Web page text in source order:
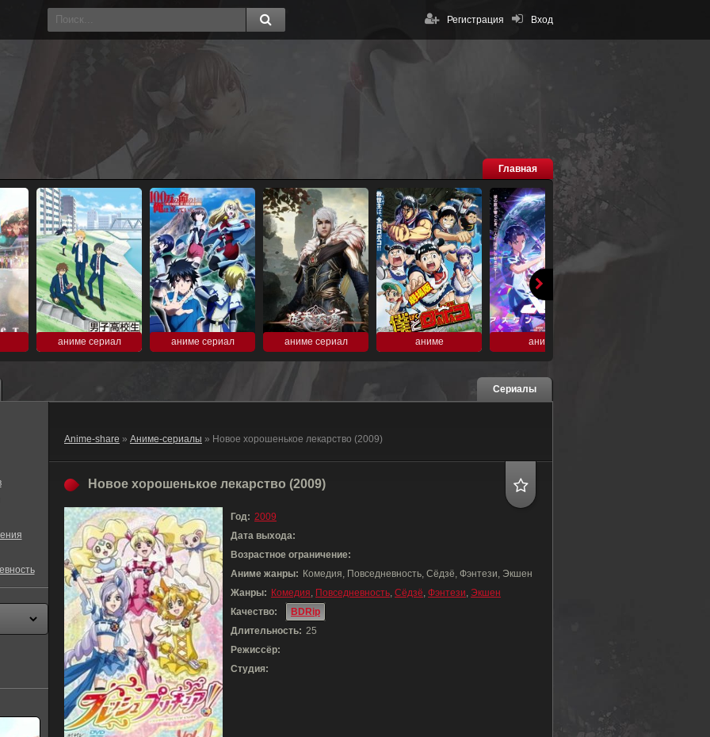
Вход
Регистрация
Главная
аниме сериал аниме сериал аниме сериал аниме аниме
Сериалы
Anime-share » Аниме-сериалы » Новое хорошенькое лекарство (2009)
Новое хорошенькое лекарство (2009)
Год: 2009
Дата выхода:
Возрастное ограничение:
Аниме жанры: Комедия, Повседневность, Сёдзё, Фэнтези, Экшен
Жанры: Комедия, Повседневность, Сёдзё, Фэнтези, Экшен
Качество:
BDRip
Длительность: 25
Режиссёр:
Студия: